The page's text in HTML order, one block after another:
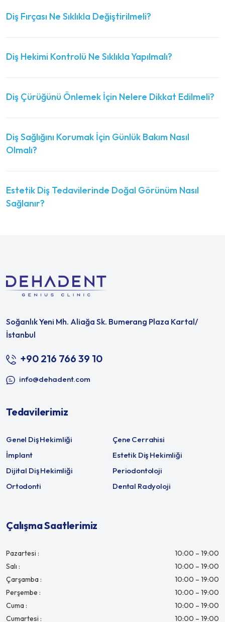
Diş Fırçası Ne Sıklıkla Değiştirilmeli?
Diş Hekimi Kontrolü Ne Sıklıkla Yapılmalı?
Diş Çürüğünü Önlemek İçin Nelere Dikkat Edilmeli?
Diş Sağlığını Korumak İçin Günlük Bakım Nasıl
Olmalı?
Estetik Diş Tedavilerinde Doğal Görünüm Nasıl
Sağlanır?
Soğanlık Yeni Mh. Aliağa Sk. Bumerang Plaza Kartal/
İstanbul
+90 216 766 39 10
info@dehadent.com
Tedavilerimiz
Genel Diş Hekimliği
Çene Cerrahisi
İmplant
Estetik Diş Hekimliği
Dijital Diş Hekimliği
Periodontoloji
Ortodonti
Dental Radyoloji
Çalışma Saatlerimiz
Pazartesi :
10:00 – 19:00
Salı :
10:00 – 19:00
Çarşamba :
10:00 – 19:00
Perşembe :
10:00 – 19:00
Cuma :
10:00 – 19:00
Cumartesi :
10:00 – 19:00